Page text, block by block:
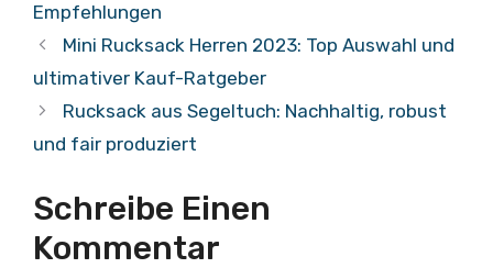
Empfehlungen
Mini Rucksack Herren 2023: Top Auswahl und
ultimativer Kauf-Ratgeber
Rucksack aus Segeltuch: Nachhaltig, robust
und fair produziert
Schreibe Einen
Kommentar